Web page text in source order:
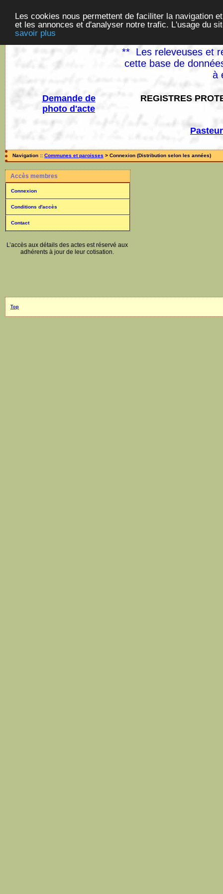
Les cookies nous permettent de faciliter la navigation
et les annonces et d'analyser notre trafic. L'usage du
savoir plus
** Les releveuses et
cette base de
à
Demande de
photo d'acte
REGISTRES
Navigation :: Communes et paroisses > Connexion (Distribution selon les années)
Accès membres
Connexion
Conditions d'accès
Contact
L’accès aux détails des actes est réservé aux
adhérents à jour de leur cotisation.
Top